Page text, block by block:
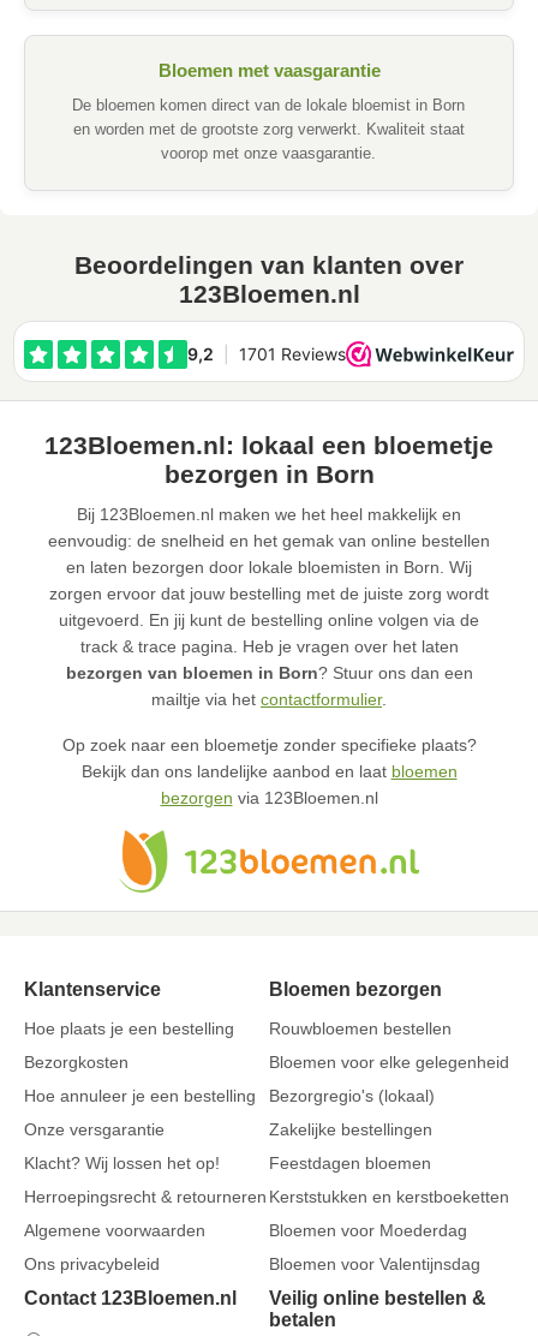
Bloemen met vaasgarantie
De bloemen komen direct van de lokale bloemist in Born
en worden met de grootste zorg verwerkt. Kwaliteit staat
voorop met onze vaasgarantie.
Beoordelingen van klanten over
123Bloemen.nl
123Bloemen.nl: lokaal een bloemetje
bezorgen in Born
Bij 123Bloemen.nl maken we het heel makkelijk en
eenvoudig: de snelheid en het gemak van online bestellen
en laten bezorgen door lokale bloemisten in Born. Wij
zorgen ervoor dat jouw bestelling met de juiste zorg wordt
uitgevoerd. En jij kunt de bestelling online volgen via de
track & trace pagina. Heb je vragen over het laten
bezorgen van bloemen in Born? Stuur ons dan een
mailtje via het contactformulier.
Op zoek naar een bloemetje zonder specifieke plaats?
Bekijk dan ons landelijke aanbod en laat bloemen
bezorgen via 123Bloemen.nl
Klantenservice
Hoe plaats je een bestelling
Bezorgkosten
Hoe annuleer je een bestelling
Onze versgarantie
Klacht? Wij lossen het op!
Herroepingsrecht & retourneren
Algemene voorwaarden
Ons privacybeleid
Bloemen bezorgen
Rouwbloemen bestellen
Bloemen voor elke gelegenheid
Bezorgregio's (lokaal)
Zakelijke bestellingen
Feestdagen bloemen
Kerststukken en kerstboeketten
Bloemen voor Moederdag
Bloemen voor Valentijnsdag
Contact 123Bloemen.nl
Veilig online bestellen &
betalen